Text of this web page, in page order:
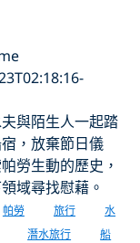
與陌生人一起踏
，放棄節日儀
勞生動的歷史，
域尋找慰藉。
帕勞 旅行
水
潛水旅行
船